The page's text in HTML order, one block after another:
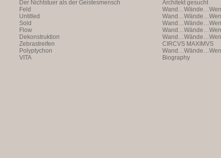
Der Nichtstuer als der Geistesmensch
Architekt gesucht
Feld
Untitled
Sold
Flow
Dekonstruktion
Zebrastreifen
CIRCVS MAXIMVS
Polyptychon
VITA
Biography